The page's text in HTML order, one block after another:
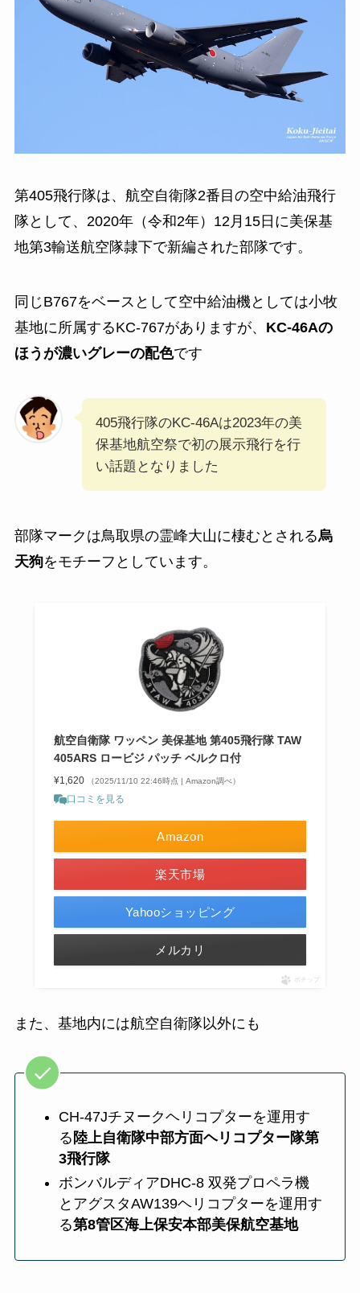
第405飛行隊は、航空自衛隊2番目の空中給油飛行
隊として、2020年（令和2年）12月15日に美保基
地第3輸送航空隊隷下で新編された部隊です。
同じB767をベースとして空中給油機としては小牧
基地に所属するKC-767がありますが、 KC-46Aの
ほうが濃いグレーの配色です
405飛行隊のKC-46Aは2023年の美
保基地航空祭で初の展示飛行を行
い話題となりました
部隊マークは鳥取県の霊峰大山に棲むとされる烏
天狗をモチーフとしています。
航空自衛隊 ワッペン 美保基地 第405飛行隊 TAW
405ARS ロービジ パッチ ベルクロ付
¥1,620 （2025/11/10 22:46時点 | Amazon調べ）
口コミを見る
Amazon
楽天市場
Yahooショッピング
メルカリ
ポチップ
また、基地内には航空自衛隊以外にも
CH-47Jチヌークヘリコプターを運用す
る 陸上自衛隊中部方面ヘリコプター隊第
3飛行隊
ボンバルディアDHC-8 双発プロペラ機
とアグスタAW139ヘリコプターを運用す
る第8管区海上保安本部美保航空基地